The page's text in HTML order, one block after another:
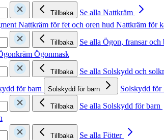
Tillbaka
Se alla Nattkräm
Nattkräm för fet och oren hud Nattkräm för
Tillbaka
Se alla Ögon, fransar och
Ögonmask
Tillbaka
Se alla Solskydd och
för barn Solskydd för barn Solskydd för
Tillbaka
Se alla Solskydd för barn
Tillbaka
Se alla Fötter